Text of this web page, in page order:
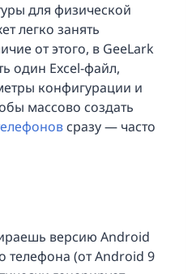
для физической
легко занять
от этого, в GeeLark
один Excel-файл,
конфигурации и
массово создать
сразу — часто
версию Android
телефона (от Android 9